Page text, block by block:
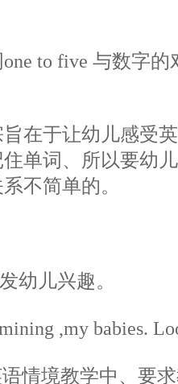
to five 与数字的
于让幼儿感受英
单词、所以要幼
不简单的。
儿兴趣。
,my babies.
境教学中、要求